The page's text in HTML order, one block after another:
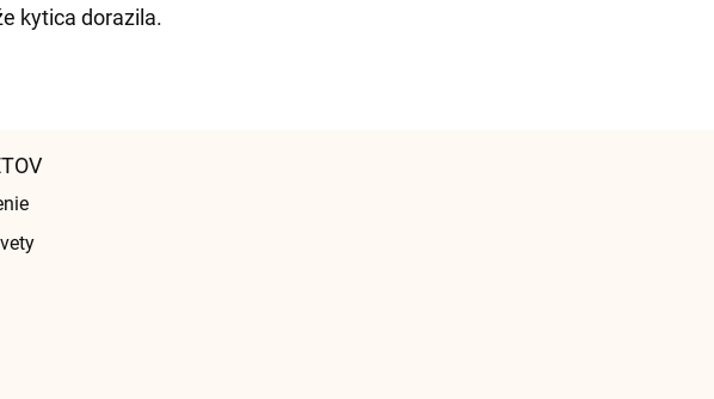
kytica dorazila.